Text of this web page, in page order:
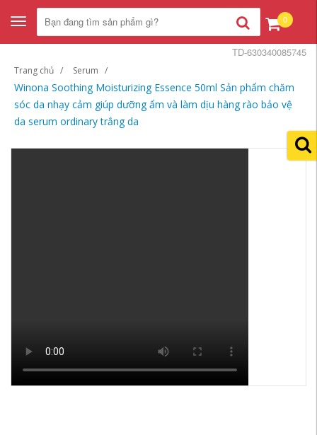
Toggle
navigation
0
Trang chủ Serum
Winona Soothing Moisturizing Essence 50ml Sản phẩm chăm
sóc da nhạy cảm giúp dưỡng ẩm và làm dịu hàng rào bảo vệ
da serum ordinary trắng da
TD-630340085745